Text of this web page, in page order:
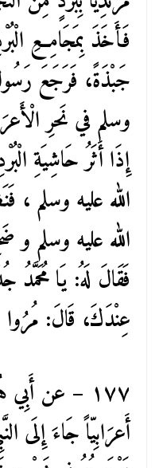
فَأَخَذَ بِمَجَامِعِ
جَبْذَةً، فَرَجَعَ رَسُولُ
وسلم في نَحرِ
إِذَا أَثَرُ حَاشِيَةِ
الله عليه وسلم ،
الله عليه وسلم
فَقَالَ لَهُ: يَا
عِنْدَكَ، قَالَ:
١٧٧ – عن
أَعرَابِيّاً جَاءَ إِلَى